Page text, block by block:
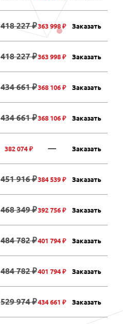
418 227 ₽363 998 ₽ Заказать
418 227 ₽363 998 ₽ Заказать
434 661 ₽368 106 ₽ Заказать
434 661 ₽368 106 ₽ Заказать
382 074 ₽ — Заказать
451 916 ₽384 539 ₽ Заказать
468 349 ₽392 756 ₽ Заказать
484 782 ₽401 794 ₽ Заказать
484 782 ₽401 794 ₽ Заказать
529 974 ₽434 661 ₽ Заказать